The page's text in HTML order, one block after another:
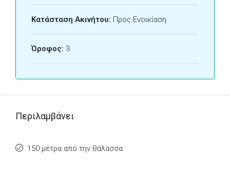
Κατάσταση Ακινήτου: Προς Ενοικίαση
Όροφος: 3
Περιλαμβάνει
150 μέτρα από την θάλασσα